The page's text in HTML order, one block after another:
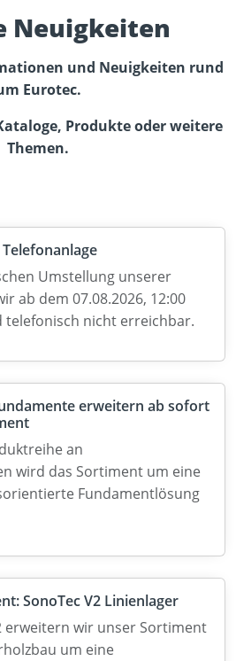
Neuigkeiten
und Neuigkeiten rund
Eurotec.
Produkte oder weitere
Themen.
Umstellung unserer
ab dem 07.08.2026, 12:00
telefonisch nicht erreichbar.
erweitern ab sofort
an
wird das Sortiment um eine
Fundamentlösung
SonoTec V2 Linienlager
erweitern wir unser Sortiment
um eine